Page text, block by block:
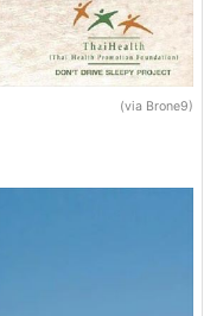
(via Brone9)